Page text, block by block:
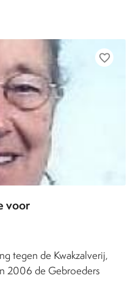
favorite_border
voor
tegen de Kwakzalverij,
2006 de Gebroeders